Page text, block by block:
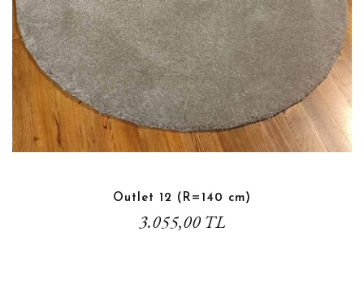
Outlet 12 (R=140 cm)
3.055,00 TL